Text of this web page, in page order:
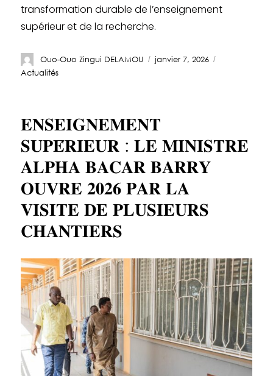
transformation durable de l’enseignement
supérieur et de la recherche.
Ouo-Ouo Zingui DELAMOU
janvier 7, 2026
Actualités
𝐄𝐍𝐒𝐄𝐈𝐆𝐍𝐄𝐌𝐄𝐍𝐓
𝐒𝐔𝐏𝐄́𝐑𝐈𝐄𝐔𝐑 : 𝐋𝐄 𝐌𝐈𝐍𝐈𝐒𝐓𝐑𝐄
𝐀𝐋𝐏𝐇𝐀 𝐁𝐀𝐂𝐀𝐑 𝐁𝐀𝐑𝐑𝐘
𝐎𝐔𝐕𝐑𝐄 𝟐𝟎𝟐𝟔 𝐏𝐀𝐑 𝐋𝐀
𝐕𝐈𝐒𝐈𝐓𝐄 𝐃𝐄 𝐏𝐋𝐔𝐒𝐈𝐄𝐔𝐑𝐒
𝐂𝐇𝐀𝐍𝐓𝐈𝐄𝐑𝐒